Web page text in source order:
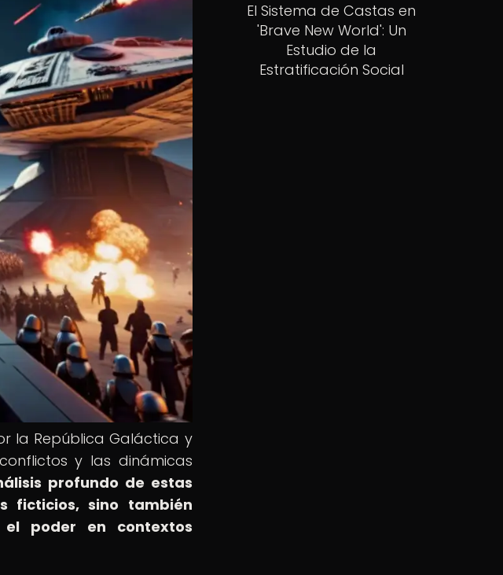
la República Galáctica y
y las dinámicas
profundo de estas
ficticios, sino también
poder en contextos
El Sistema de Castas en
'Brave New World': Un
Estudio de la
Estratificación Social